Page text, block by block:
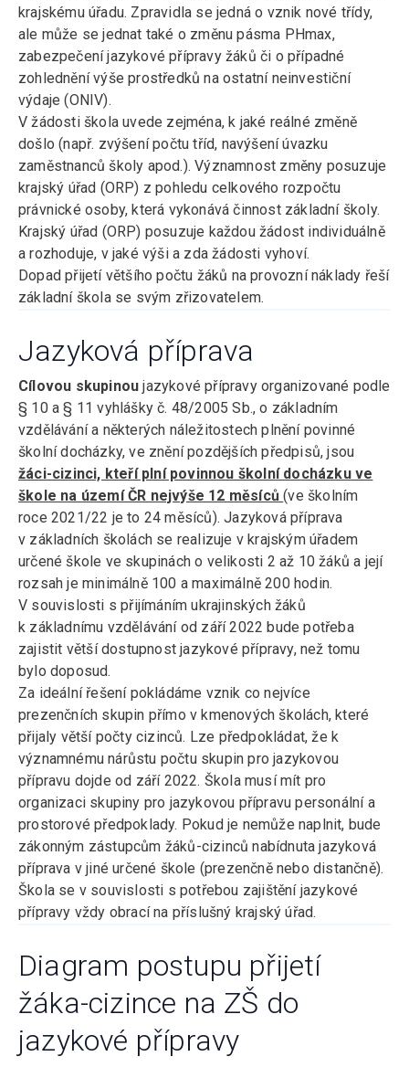
krajskému úřadu. Zpravidla se jedná o vznik nové třídy,
ale může se jednat také o změnu pásma PHmax,
zabezpečení jazykové přípravy žáků či o případné
zohlednění výše prostředků na ostatní neinvestiční
výdaje (ONIV).
V žádosti škola uvede zejména, k jaké reálné změně
došlo (např. zvýšení počtu tříd, navýšení úvazku
zaměstnanců školy apod.). Významnost změny posuzuje
krajský úřad (ORP) z pohledu celkového rozpočtu
právnické osoby, která vykonává činnost základní školy.
Krajský úřad (ORP) posuzuje každou žádost individuálně
a rozhoduje, v jaké výši a zda žádosti vyhoví.
Dopad přijetí většího počtu žáků na provozní náklady řeší
základní škola se svým zřizovatelem.
Jazyková příprava
Cílovou skupinou jazykové přípravy organizované podle
§ 10 a § 11 vyhlášky č. 48/2005 Sb., o základním
vzdělávání a některých náležitostech plnění povinné
školní docházky, ve znění pozdějších předpisů, jsou
žáci-cizinci, kteří plní povinnou školní docházku ve
škole na území ČR nejvýše 12 měsíců(ve školním
roce 2021/22 je to 24 měsíců). Jazyková příprava
v základních školách se realizuje v krajským úřadem
určené škole ve skupinách o velikosti 2 až 10 žáků a její
rozsah je minimálně 100 a maximálně 200 hodin.
V souvislosti s přijímáním ukrajinských žáků
k základnímu vzdělávání od září 2022 bude potřeba
zajistit větší dostupnost jazykové přípravy, než tomu
bylo doposud.
Za ideální řešení pokládáme vznik co nejvíce
prezenčních skupin přímo v kmenových školách, které
přijaly větší počty cizinců. Lze předpokládat, že k
významnému nárůstu počtu skupin pro jazykovou
přípravu dojde od září 2022. Škola musí mít pro
organizaci skupiny pro jazykovou přípravu personální a
prostorové předpoklady. Pokud je nemůže naplnit, bude
zákonným zástupcům žáků-cizinců nabídnuta jazyková
příprava v jiné určené škole (prezenčně nebo distančně).
Škola se v souvislosti s potřebou zajištění jazykové
přípravy vždy obrací na příslušný krajský úřad.
Diagram postupu přijetí
žáka-cizince na ZŠ do
jazykové přípravy